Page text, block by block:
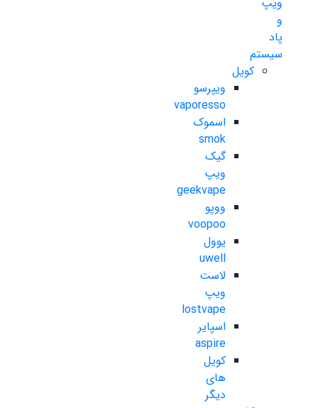
و
پاد
سیستم
کویل
ویپرسو
vaporesso
اسموک
smok
گیک
ویپ
geekvape
ووپو
voopoo
یوول
uwell
لاست
ویپ
lostvape
اسپایر
aspire
کویل
های
دیگر